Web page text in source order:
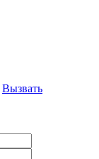
Вызвать